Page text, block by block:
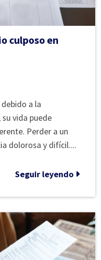
culposo en
a la
vida puede
Perder a un
dolorosa y difícil....
Seguir leyendo